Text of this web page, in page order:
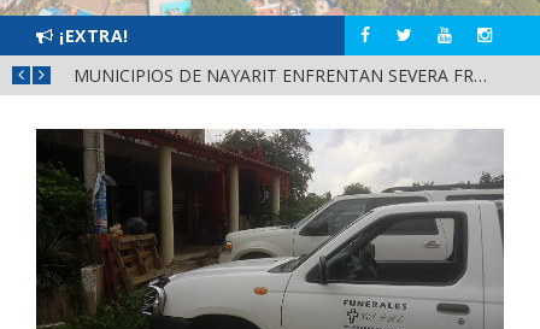
¡EXTRA!
MUNICIPIOS DE NAYARIT ENFRENTAN SEVERA FRAGILIDAD FINANCIERA POR DEUDAS Y NÓMINAS